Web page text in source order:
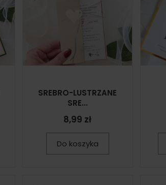
SREBRO-LUSTRZANE
SRE...
8,99 zł
Do koszyka